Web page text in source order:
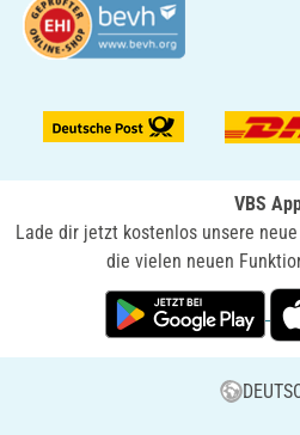
VBS
Lade dir jetzt kostenlos unsere
die vielen neuen